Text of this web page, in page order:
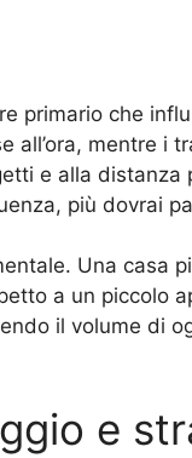
primario che
mentre i
e alla distanza
più dovrai
Una casa
a un piccolo
il volume di
e